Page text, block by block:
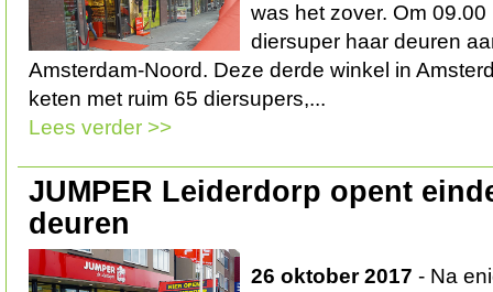
was het zover. Om
diersuper haar deuren
Amsterdam-Noord. Deze derde winkel in
keten met ruim 65 diersupers,...
Lees verder >>
JUMPER Leiderdorp opent
deuren
26 oktober 2017 - Na